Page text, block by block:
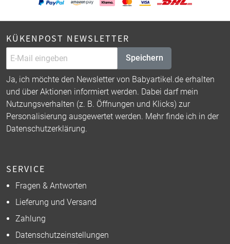
KÜKENPOST NEWSLETTER
Speichern
Ja, ich möchte den Newsletter von Babyartikel.de erhalten
und über Aktionen informiert werden. Dabei darf mein
Nutzungsverhalten (z. B. Öffnungen und Klicks) zur
Personalisierung ausgewertet werden. Mehr finde ich in der
Datenschutzerklärung.
SERVICE
Fragen & Antworten
Lieferung und Versand
Zahlung
Datenschutzeinstellungen